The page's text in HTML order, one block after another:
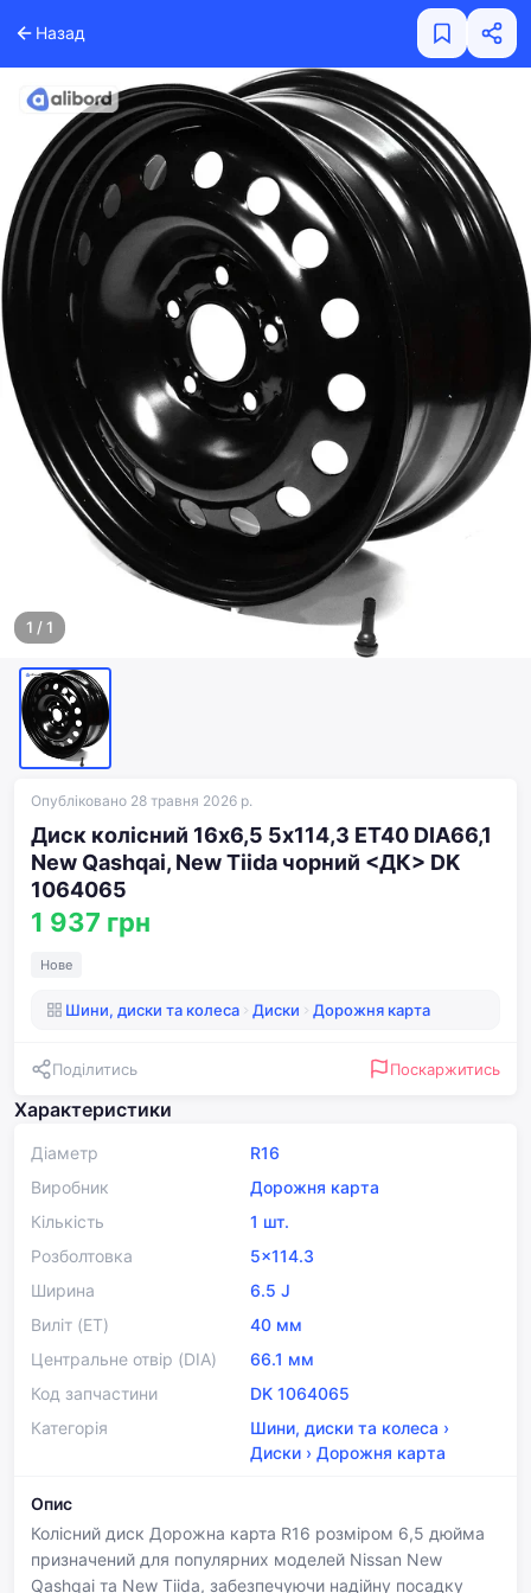
Назад
1 /1
Характеристики
Діаметр
R16
Виробник
Дорожня карта
Кількість
1 шт.
Розболтовка
5x114.3
Ширина
6.5 J
Виліт (ET)
40 мм
Центральне отвір (DIA)
66.1 мм
Код запчастини
DK 1064065
Категорія
Шини, диски та колеса ›
Диски › Дорожня карта
Опис
Колісний диск Дорожна карта R16 розміром 6,5 дюйма
призначений для популярних моделей Nissan New
Qashqai та New Tiida, забезпечуючи надійну посадку
Опубліковано 28 травня 2026 р.
Диск колісний 16х6,5 5х114,3 ET40 DIA66,1
New Qashqai, New Tiida чорний <ДК> DK
1064065
1 937 грн
Нове
Шини, диски та колеса Диски Дорожня карта
Поділитись Поскаржитись